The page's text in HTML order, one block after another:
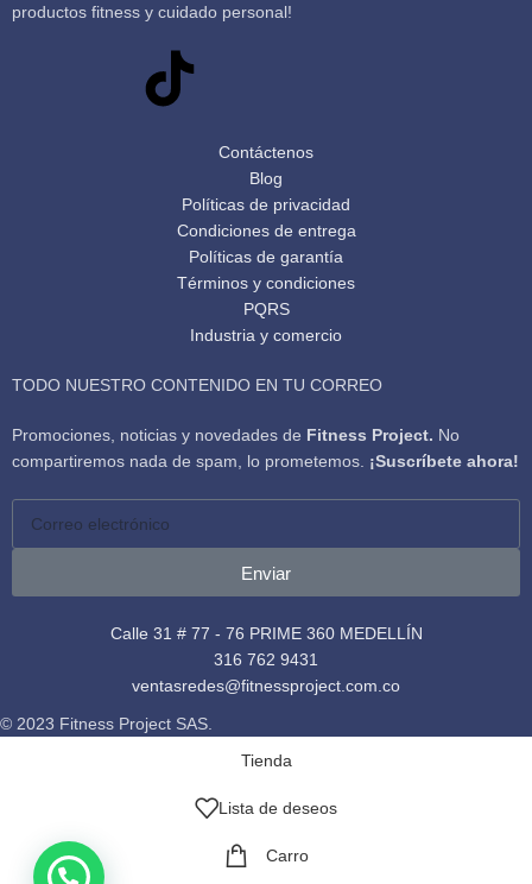
productos fitness y cuidado personal!
Contáctenos
Blog
Políticas de privacidad
Condiciones de entrega
Políticas de garantía
Términos y condiciones
PQRS
Industria y comercio
TODO NUESTRO CONTENIDO EN TU CORREO
Promociones, noticias y novedades de Fitness Project. No
compartiremos nada de spam, lo prometemos. ¡Suscríbete ahora!
Enviar
Calle 31 # 77 - 76 PRIME 360 MEDELLÍN
316 762 9431
ventasredes@fitnessproject.com.co
© 2023 Fitness Project SAS.
Tienda
Lista de deseos
Carro